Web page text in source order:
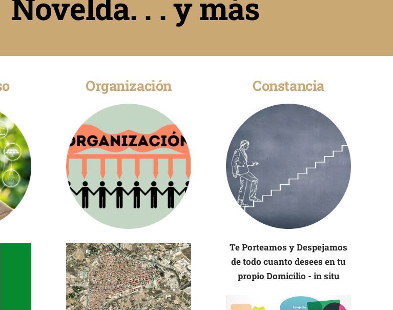
Organización Constancia
Te Porteamos y Despejamos
de todo cuanto desees en tu
propio Domicilio - in situ